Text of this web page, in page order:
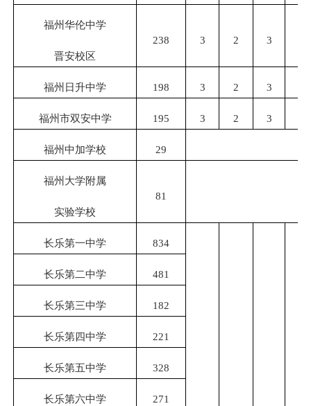
福州华伦中学
晋安校区
238 3 2 3
福州日升中学 198 3 2 3
福州市双安中学 195 3 2 3
福州中加学校 29
福州大学附属
实验学校
81
长乐第一中学 834
长乐第二中学 481
长乐第三中学 182
长乐第四中学 221
长乐第五中学 328
长乐第六中学 271